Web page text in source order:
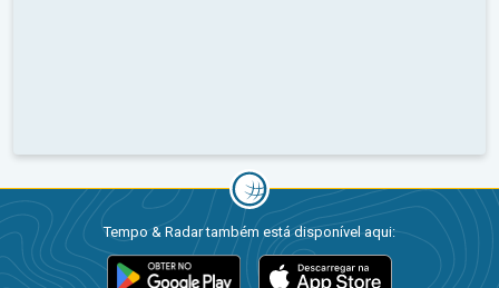
Tempo & Radar também está disponível aqui: